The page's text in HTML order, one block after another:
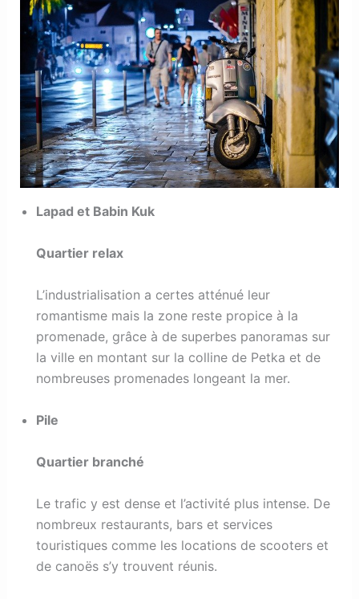
Lapad et Babin Kuk
Quartier relax
L’industrialisation a certes atténué leur
romantisme mais la zone reste propice à la
promenade, grâce à de superbes panoramas sur
la ville en montant sur la colline de Petka et de
nombreuses promenades longeant la mer.
Pile
Quartier branché
Le trafic y est dense et l’activité plus intense. De
nombreux restaurants, bars et services
touristiques comme les locations de scooters et
de canoës s’y trouvent réunis.